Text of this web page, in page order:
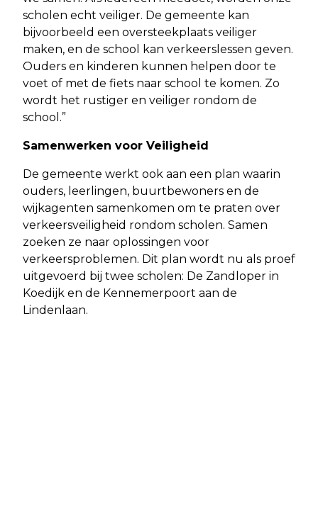
scholen echt veiliger. De gemeente kan
bijvoorbeeld een oversteekplaats veiliger
maken, en de school kan verkeerslessen geven.
Ouders en kinderen kunnen helpen door te
voet of met de fiets naar school te komen. Zo
wordt het rustiger en veiliger rondom de
school.”
Samenwerken voor Veiligheid
De gemeente werkt ook aan een plan waarin
ouders, leerlingen, buurtbewoners en de
wijkagenten samenkomen om te praten over
verkeersveiligheid rondom scholen. Samen
zoeken ze naar oplossingen voor
verkeersproblemen. Dit plan wordt nu als proef
uitgevoerd bij twee scholen: De Zandloper in
Koedijk en de Kennemerpoort aan de
Lindenlaan.